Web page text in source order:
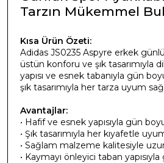
Tarzın Mükemmel
Kısa Ürün Özeti:
Adidas JS0235 Aspyre erkek
üstün konforu ve şık tasarımıyla
yapısı ve esnek tabanıyla gün
şık tasarımıyla her tarza uyum
Avantajlar:
• Hafif ve esnek yapısıyla gün
• Şık tasarımıyla her kıyafetle
• Sağlam malzeme kalitesiyle
• Kaymayı önleyici taban